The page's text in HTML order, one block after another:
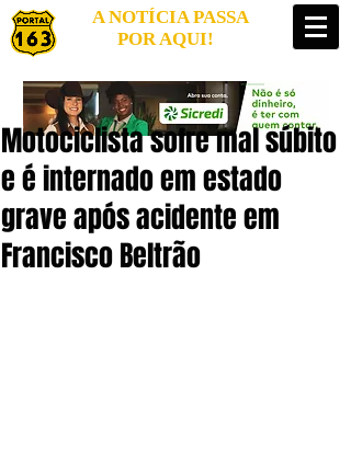
A NOTÍCIA PASSA
POR AQUI!
Motociclista sofre mal súbito
e é internado em estado
grave após acidente em
Francisco Beltrão